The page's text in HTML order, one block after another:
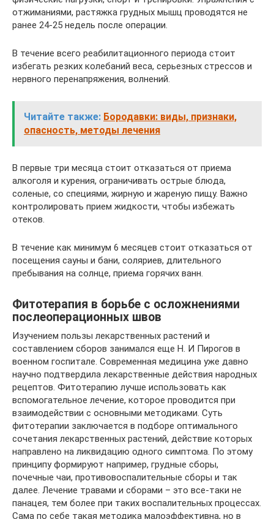
отжиманиями, растяжка грудных мышц проводятся не
ранее 24-25 недель после операции.
В течение всего реабилитационного периода стоит
избегать резких колебаний веса, серьезных стрессов и
нервного перенапряжения, волнений.
Читайте также: Бородавки: виды, признаки,
опасность, методы лечения
В первые три месяца стоит отказаться от приема
алкоголя и курения, ограничивать острые блюда,
соленые, со специями, жирную и жареную пищу. Важно
контролировать прием жидкости, чтобы избежать
отеков.
В течение как минимум 6 месяцев стоит отказаться от
посещения сауны и бани, соляриев, длительного
пребывания на солнце, приема горячих ванн.
Фитотерапия в борьбе с осложнениями
послеоперационных швов
Изучением пользы лекарственных растений и
составлением сборов занимался еще Н. И Пирогов в
военном госпитале. Современная медицина уже давно
научно подтвердила лекарственные действия народных
рецептов. Фитотерапию лучше использовать как
вспомогательное лечение, которое проводится при
взаимодействии с основными методиками. Суть
фитотерапии заключается в подборе оптимального
сочетания лекарственных растений, действие которых
направлено на ликвидацию одного симптома. По этому
принципу формируют например, грудные сборы,
почечные чаи, противовоспалительные сборы и так
далее. Лечение травами и сборами – это все-таки не
панацея, тем более при таких воспалительных процессах.
Сама по себе такая методика малоэффективна, но в